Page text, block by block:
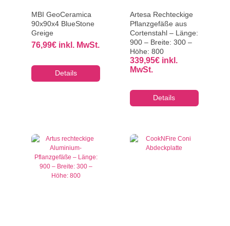
MBI GeoCeramica
90x90x4 BlueStone
Greige
76,99€ inkl. MwSt.
Details
Artesa Rechteckige
Pflanzgefäße aus
Cortenstahl – Länge:
900 – Breite: 300 –
Höhe: 800
339,95€ inkl.
MwSt.
Details